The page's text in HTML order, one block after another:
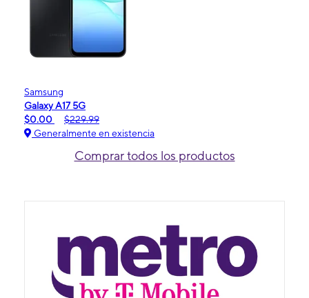
Samsung
Galaxy A17 5G
$0.00
$229.99
Generalmente en existencia
Comprar todos los productos